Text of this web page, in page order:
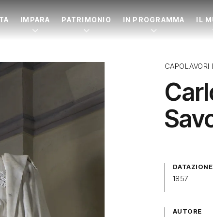
IMPARA PATRIMONIO IN PROGRAMMA IL
CAPOLAVORI
DATAZIONE
1857
AUTORE